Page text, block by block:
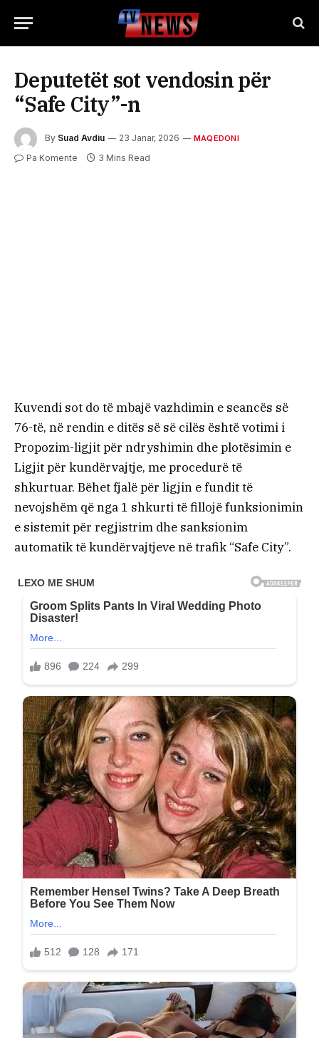
Deputetët sot vendosin për
“Safe City”-n
By Suad Avdiu 23 Janar, 2026 MAQEDONI
Pa Komente 3 Mins Read
Kuvendi sot do të mbajë vazhdimin e seancës së
76-të, në rendin e ditës së së cilës është votimi i
Propozim-ligjit për ndryshimin dhe plotësimin e
Ligjit për kundërvajtje, me procedurë të
shkurtuar. Bëhet fjalë për ligjin e fundit të
nevojshëm që nga 1 shkurti të fillojë funksionimin
e sistemit për regjistrim dhe sanksionim
automatik të kundërvajtjeve në trafik “Safe City”.